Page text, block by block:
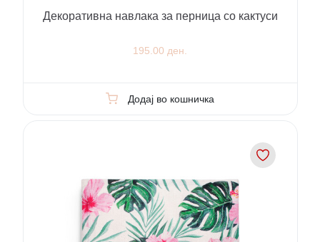
Декоративна навлака за перница со кактуси
195.00 ден.
Додај во кошничка